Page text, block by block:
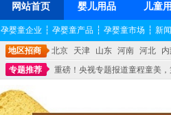
网站首页 婴儿用品 儿童
孕婴童企业 ┆ 孕婴童产品 ┆ 孕婴童市场 ┆ 新
地区招商 北京 天津 山东 河南 河北
专题推荐
重磅！央视专题报道童程童美
不能再单纯地销售产品,而要向增强服务转型,